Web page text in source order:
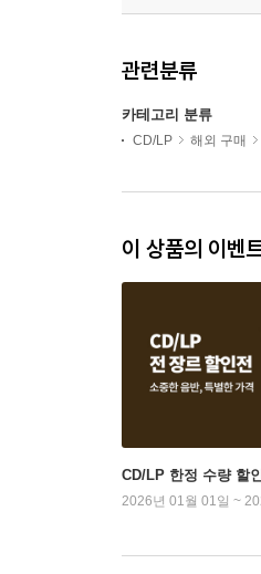
관련분류
카테고리 분류
CD/LP 해외 구매
이 상품의 이벤
CD/LP 한정 수량 할
2026년 01월 01일 ~